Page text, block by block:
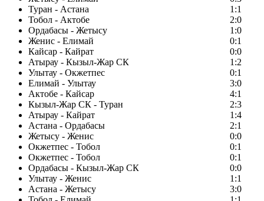
Туран - Астана
1:1
Тобол - Актобе
2:0
Ордабасы - Жетысу
1:0
Женис - Елимай
0:1
Кайсар - Кайрат
0:0
Атырау - Кызыл-Жар СК
1:2
Улытау - Окжетпес
0:1
Елимай - Улытау
3:0
Актобе - Кайсар
4:1
Кызыл-Жар СК - Туран
2:3
Атырау - Кайрат
1:4
Астана - Ордабасы
2:1
Жетысу - Женис
0:0
Окжетпес - Тобол
0:1
Окжетпес - Тобол
0:1
Ордабасы - Кызыл-Жар СК
0:0
Улытау - Женис
1:1
Астана - Жетысу
3:0